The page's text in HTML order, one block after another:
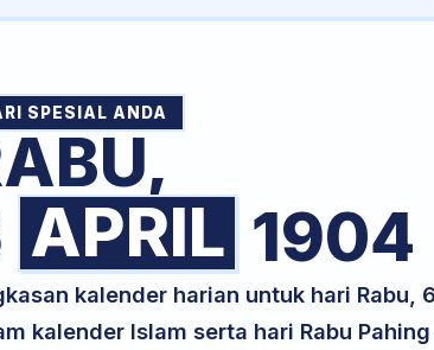
SPESIAL ANDA
APRIL 1904
kalender harian untuk hari
kalender Islam serta hari Rabu